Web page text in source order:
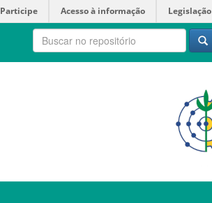
Participe Acesso à informação Legislação